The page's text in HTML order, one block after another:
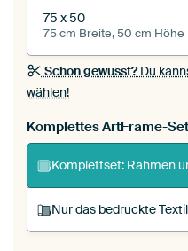
75 x 50
75 cm Breite, 50 cm Höhe
Schon gewusst?Du
wählen!
Komplettes ArtFrame-
Komplettset: Rahmen
Nur das bedruckte